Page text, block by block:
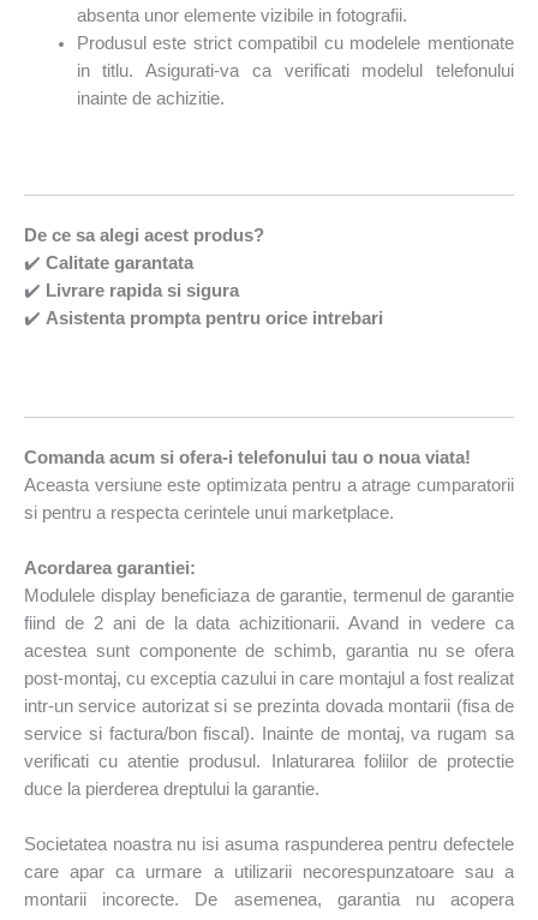
absenta unor elemente vizibile in fotografii.
Produsul este strict compatibil cu modelele mentionate
in titlu. Asigurati-va ca verificati modelul telefonului
inainte de achizitie.
De ce sa alegi acest produs?
✔️ Calitate garantata
✔️ Livrare rapida si sigura
✔️ Asistenta prompta pentru orice intrebari
Comanda acum si ofera-i telefonului tau o noua viata!
Aceasta versiune este optimizata pentru a atrage cumparatorii
si pentru a respecta cerintele unui marketplace.
Acordarea garantiei:
Modulele display beneficiaza de garantie, termenul de garantie
fiind de 2 ani de la data achizitionarii. Avand in vedere ca
acestea sunt componente de schimb, garantia nu se ofera
post-montaj, cu exceptia cazului in care montajul a fost realizat
intr-un service autorizat si se prezinta dovada montarii (fisa de
service si factura/bon fiscal). Inainte de montaj, va rugam sa
verificati cu atentie produsul. Inlaturarea foliilor de protectie
duce la pierderea dreptului la garantie.
Societatea noastra nu isi asuma raspunderea pentru defectele
care apar ca urmare a utilizarii necorespunzatoare sau a
montarii incorecte. De asemenea, garantia nu acopera